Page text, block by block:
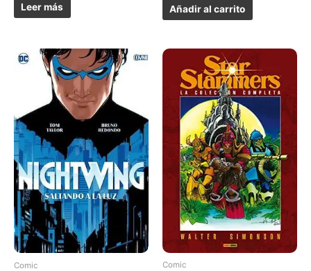
Leer más Añadir al carrito
Comic Comic